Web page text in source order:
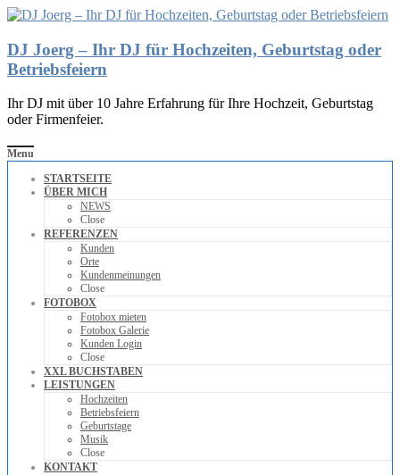
DJ Joerg – Ihr DJ für Hochzeiten, Geburtstag oder
Betriebsfeiern
Ihr DJ mit über 10 Jahre Erfahrung für Ihre Hochzeit, Geburtstag
oder Firmenfeier.
Menu
STARTSEITE
ÜBER MICH
NEWS
Close
REFERENZEN
Kunden
Orte
Kundenmeinungen
Close
FOTOBOX
Fotobox mieten
Fotobox Galerie
Kunden Login
Close
XXL BUCHSTABEN
LEISTUNGEN
Hochzeiten
Betriebsfeiern
Geburtstage
Musik
Close
KONTAKT